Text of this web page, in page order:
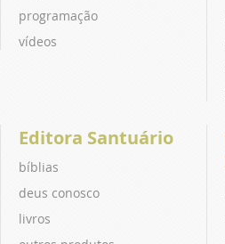
programação
vídeos
Editora Santuário
bíblias
deus conosco
livros